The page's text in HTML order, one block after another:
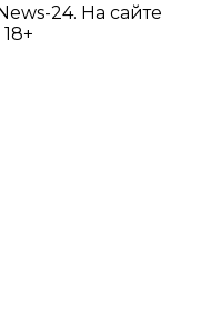
24. На сайте